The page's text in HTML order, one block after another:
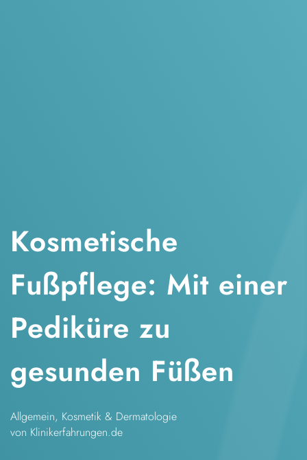
Kosmetische
Fußpflege: Mit einer
Pediküre zu
gesunden Füßen
Allgemein, Kosmetik & Dermatologie
von Klinikerfahrungen.de